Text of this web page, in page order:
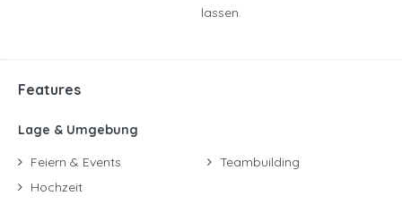
lassen.
Features
Lage & Umgebung
Feiern & Events
Hochzeit
Teambuilding